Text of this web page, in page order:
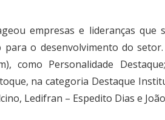
empresas e lideranças
o desenvolvimento do
como Personalidade
na categoria Destaque
Ledifran – Espedito Dias e